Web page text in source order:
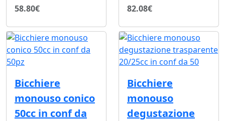
58.80€ 82.08€
Bicchiere
monouso conico
50cc in conf da
Bicchiere
monouso
degustazione